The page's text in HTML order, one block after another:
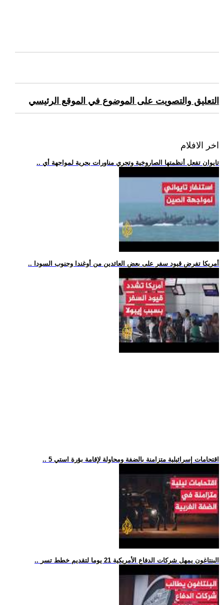
التعليق والتصويت على الموضوع في الموقع الرئيسي
اخر الافلام
.. تايوان تفعل أنظمتها الصاروخية وتجري مناورات بحرية لمواجهة أي
.. أمريكا تفرض قيود سفر على بعض العائدين من أوغندا وجنوب السودا
.. 5 اقتحامات إسرائيلية متزامنة بالضفة ومحاولة لإقامة بؤرة استي
.. البنتاغون يمهل شركات الدفاع الأمريكية 21 يوما لتقديم خطط تسر